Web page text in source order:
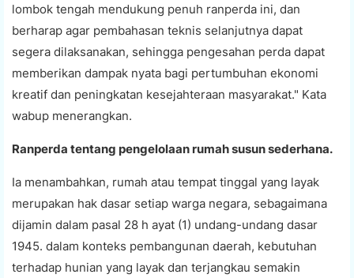
lombok tengah mendukung penuh ranperda ini, dan
berharap agar pembahasan teknis selanjutnya dapat
segera dilaksanakan, sehingga pengesahan perda dapat
memberikan dampak nyata bagi pertumbuhan ekonomi
kreatif dan peningkatan kesejahteraan masyarakat." Kata
wabup menerangkan.
Ranperda tentang pengelolaan rumah susun sederhana.
Ia menambahkan, rumah atau tempat tinggal yang layak
merupakan hak dasar setiap warga negara, sebagaimana
dijamin dalam pasal 28 h ayat (1) undang-undang dasar
1945. dalam konteks pembangunan daerah, kebutuhan
terhadap hunian yang layak dan terjangkau semakin